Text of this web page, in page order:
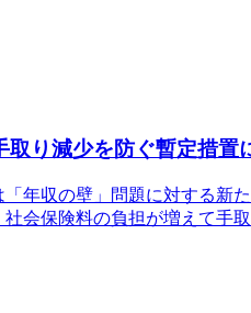
り減少を防ぐ暫定措置
年収の壁」問題に対する新
会保険料の負担が増えて手